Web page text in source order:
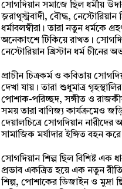
সোগদিয়ান সমাজে ছিল ধর্মীয়
জ়রাথুস্ট্রবাদী, বৌদ্ধ, নেস্টোরিয়ান
ধর্মাবলম্বীরা। তারা নতুন ধর্মকে
অনেকাংশে টিকিয়ে রাখত।
নেস্টোরিয়ান খ্রিস্টান ধর্ম চীনের
প্রাচীন চিত্রকর্ম ও কবিতায়
দেখা যায়। তারা শুধুমাত্র
পোশাক-পরিচ্ছদ, সঙ্গীত ও
সময় তারা বাণিজ্য কার্যক্রমেও
দেয়ালচিত্রে সোগদিয়ান
সামাজিক মর্যাদার ইঙ্গিত বহন
সোগদিয়ান শিল্প ছিল বিশিষ্ট এক
প্রভাব একত্রিত হয়ে এক নতুন
শিল্প, পোশাকের ডিজাইন ও মুদ্রা